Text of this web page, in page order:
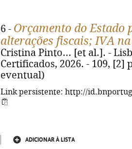
6 - Orçamento do Estado
alterações fiscais; IVA
Cristina Pinto... [et al.]. -
Certificados, 2026. - 109, [2]
eventual)
Link persistente: http://
ADICIONAR À LISTA